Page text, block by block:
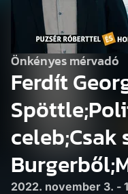
Önkényes mérvadó
Ferdít
celeb;Csak
2022. november 3. -